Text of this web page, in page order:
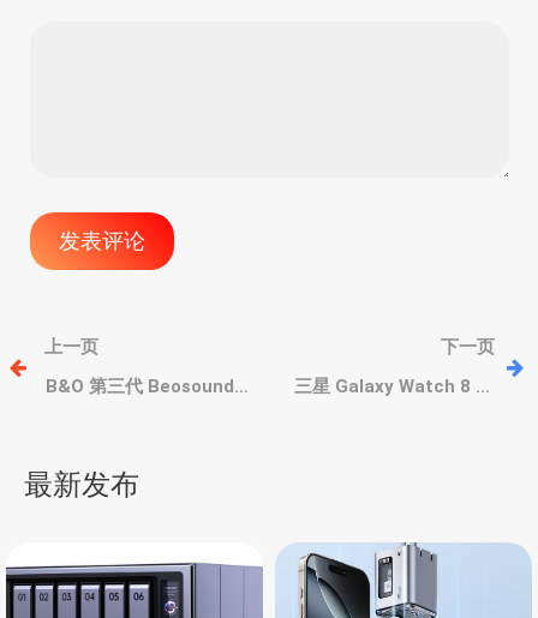
文
章
航
上一页
B&O 第三代 Beosound
下一页
三星 Galaxy Watch 8 系
最新发布